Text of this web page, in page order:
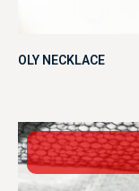
OLY NECKLACE